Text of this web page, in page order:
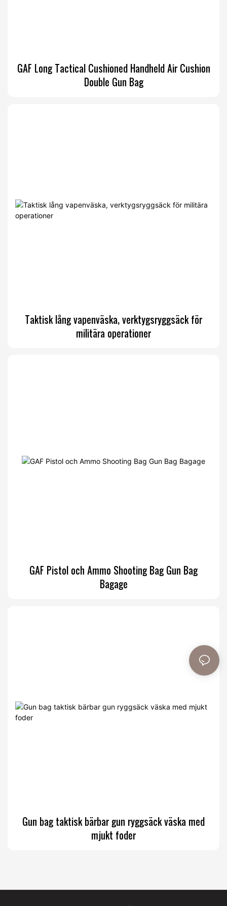
GAF Long Tactical Cushioned Handheld Air Cushion
Double Gun Bag
Taktisk lång vapenväska, verktygsryggsäck för
militära operationer
GAF Pistol och Ammo Shooting Bag Gun Bag
Bagage
Gun bag taktisk bärbar gun ryggsäck väska med
mjukt foder